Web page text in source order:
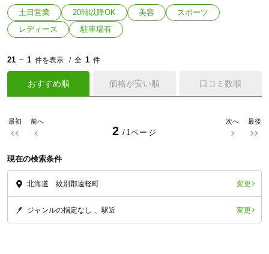
土日営業 20時以降OK 美容
スポーツ
レディース
駐車場有
21 ~ 1 件を表示 全 1 件
おすすめ順 価格が安い順 口コミ数順
最初 前へ
2 /1ページ
次へ 最後
現在の検索条件
北海道 紋別郡遠軽町 変更
ジャンルの指定なし 駅近 変更